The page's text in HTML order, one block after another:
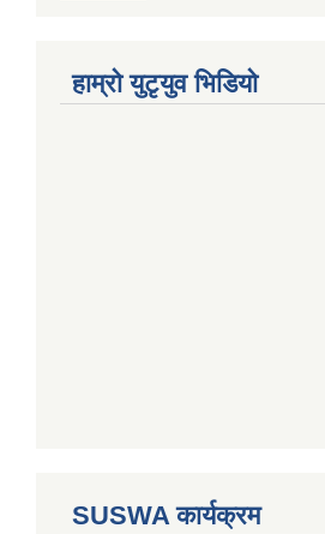
हाम्राे युटृयुव भिडियाे
SUSWA कार्यक्रम